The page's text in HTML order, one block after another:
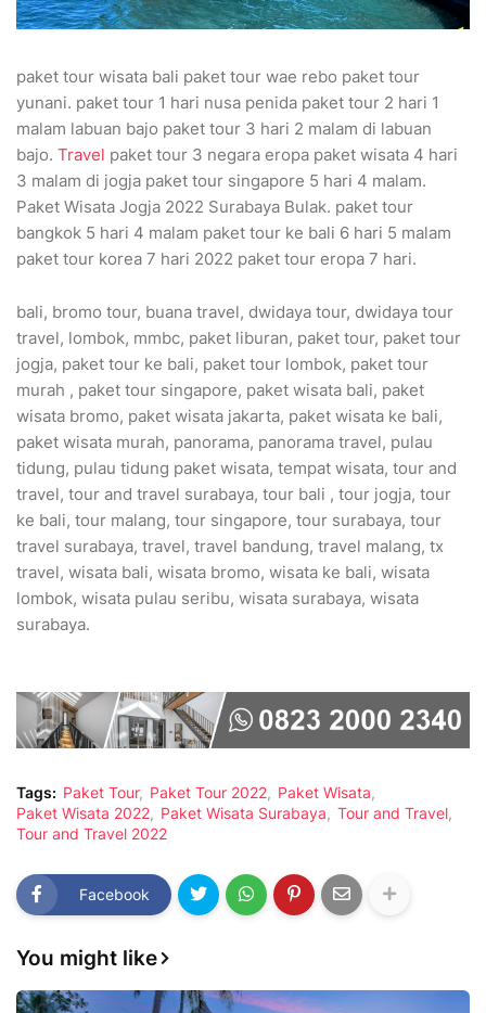
paket tour wisata bali paket tour wae rebo paket tour
yunani. paket tour 1 hari nusa penida paket tour 2 hari 1
malam labuan bajo paket tour 3 hari 2 malam di labuan
bajo. Travel paket tour 3 negara eropa paket wisata 4 hari
3 malam di jogja paket tour singapore 5 hari 4 malam.
Paket Wisata Jogja 2022 Surabaya Bulak. paket tour
bangkok 5 hari 4 malam paket tour ke bali 6 hari 5 malam
paket tour korea 7 hari 2022 paket tour eropa 7 hari.
bali, bromo tour, buana travel, dwidaya tour, dwidaya tour
travel, lombok, mmbc, paket liburan, paket tour, paket tour
jogja, paket tour ke bali, paket tour lombok, paket tour
murah , paket tour singapore, paket wisata bali, paket
wisata bromo, paket wisata jakarta, paket wisata ke bali,
paket wisata murah, panorama, panorama travel, pulau
tidung, pulau tidung paket wisata, tempat wisata, tour and
travel, tour and travel surabaya, tour bali , tour jogja, tour
ke bali, tour malang, tour singapore, tour surabaya, tour
travel surabaya, travel, travel bandung, travel malang, tx
travel, wisata bali, wisata bromo, wisata ke bali, wisata
lombok, wisata pulau seribu, wisata surabaya, wisata
surabaya.
Tags: Paket Tour Paket Tour 2022
Paket Wisata
Paket Wisata 2022
Paket Wisata Surabaya
Tour and Travel
Tour and Travel 2022
Facebook
You might like